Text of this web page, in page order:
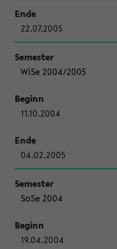
22.07.2005
WiSe 2004/2005
11.10.2004
04.02.2005
SoSe 2004
19.04.2004